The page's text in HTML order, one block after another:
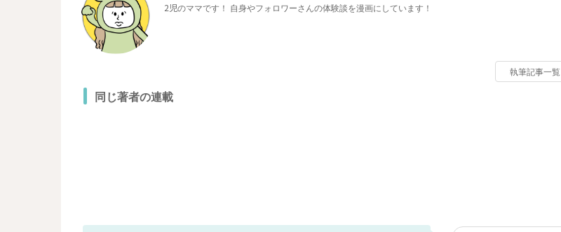
2児のママです！ 自身やフォロワーさんの体験談を漫画にしています！
執筆記事一覧
同じ著者の連載